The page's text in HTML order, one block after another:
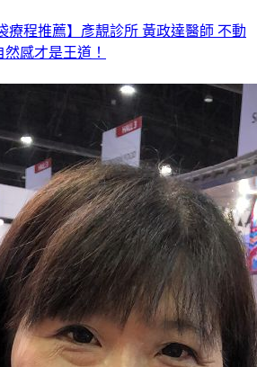
療程推薦】彥靚診所 黃政達醫師 不動
感才是王道！